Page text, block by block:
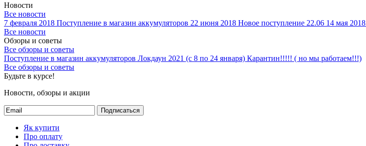
Новости
Все новости
7 февраля 2018 Поступление в магазин аккумуляторов 22 июня 2018 Новое поступление 22.06 14 мая 2018
Все новости
Обзоры и советы
Все обзоры и советы
Поступление в магазин аккумуляторов Локдаун 2021 (с 8 по 24 января) Карантин!!!!! ( но мы работаем!!!)
Все обзоры и советы
Будьте в курсе!
Новости, обзоры и акции
Подписаться
Як купити
Про оплату